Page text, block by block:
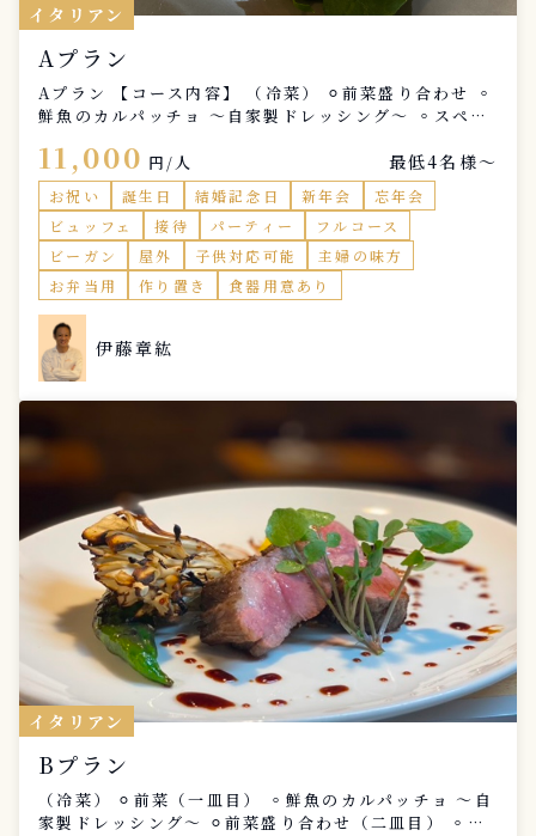
イタリアン
Aプラン
Aプラン 【コース内容】 （冷菜） ⚪︎前菜盛り合わせ ◦
鮮魚のカルパッチョ 〜自家製ドレッシング〜 ◦スペイ
ッシュ 〜季節の野菜使用〜 （温菜） ⚪︎サーモンのムニ
エル 〜季節の野菜ソース〜 （パスタ） ⚪︎ヤリイカとイ
タリア産カラスミ（ボラの子） 〜自家製トマトソー
ス〜 （メインディッシュ） ⚪︎煮込み料理 〜付け合わせ
野菜添え〜 （デザート） ⚪︎自家製デザート
11,000 円/人 最低4名様〜
お祝い 誕生日 結婚記念日 新年会
忘年会
ビュッフェ
接待 パーティー
フルコース
ビーガン
屋外 子供対応可能
主婦の味方
お弁当用
作り置き 食器用意あり
伊藤章紘
イタリアン
Bプラン
（冷菜） ⚪︎前菜（一皿目） ◦鮮魚のカルパッチョ 〜自
家製ドレッシング〜 ⚪︎前菜盛り合わせ（二皿目） ◦ス